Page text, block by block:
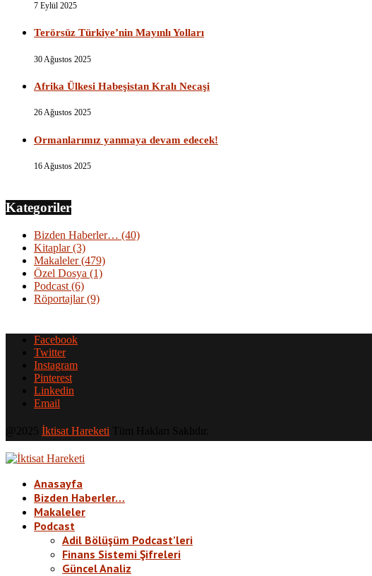
7 Eylül 2025
Terörsüz Türkiye’nin Mayınlı Yolları
30 Ağustos 2025
Afrika Ülkesi Habeşistan Kralı Necaşi
26 Ağustos 2025
Ormanlarımız yanmaya devam edecek!
16 Ağustos 2025
Kategoriler
Bizden Haberler… (40)
Kitaplar(3)
Makaleler(479)
Özel Dosya (1)
Podcast (6)
Röportajlar(9)
Facebook
Twitter
Instagram
Pinterest
Linkedin
Email
İktisat Hareketi
Anasayfa
Bizden Haberler…
Makaleler
Podcast
Adil Bölüşüm Podcast’leri
Finans Sistemi Şifreleri
Güncel Analiz